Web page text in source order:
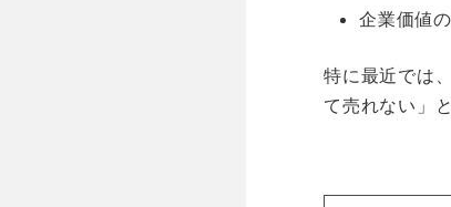
企業価値
特に最近では、
て売れない」